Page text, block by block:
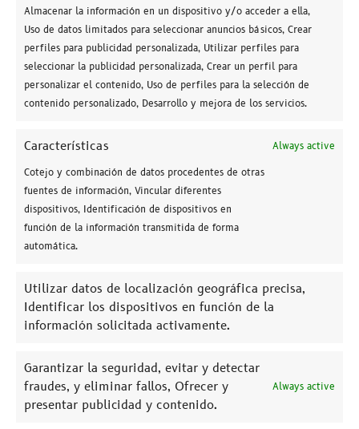
Almacenar la información en un dispositivo y/o acceder a ella,
Uso de datos limitados para seleccionar anuncios básicos, Crear
perfiles para publicidad personalizada, Utilizar perfiles para
seleccionar la publicidad personalizada, Crear un perfil para
personalizar el contenido, Uso de perfiles para la selección de
contenido personalizado, Desarrollo y mejora de los servicios.
Características
Always active
Cotejo y combinación de datos procedentes de otras
fuentes de información, Vincular diferentes
dispositivos, Identificación de dispositivos en
función de la información transmitida de forma
automática.
Utilizar datos de localización geográfica precisa,
Identificar los dispositivos en función de la
información solicitada activamente.
Garantizar la seguridad, evitar y detectar
fraudes, y eliminar fallos, Ofrecer y
presentar publicidad y contenido.
Always active
Guarda mi nombre, correo electrónico y web en
Información interesante sobre el mundo
de la publicidad